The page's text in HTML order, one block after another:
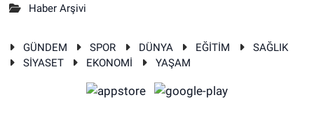
Haber Arşivi
GÜNDEM SPOR DÜNYA EĞİTİM
SAĞLIK
SİYASET
EKONOMİ YAŞAM